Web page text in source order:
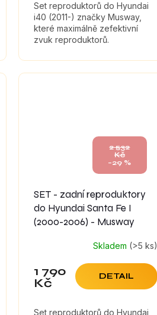
Set reproduktorů do Hyundai
i40 (2011-) značky Musway,
které maximálně zefektivní
zvuk reproduktorů.
2 532
Kč
–29 %
SET - zadní reproduktory
do Hyundai Santa Fe I
(2000-2006) - Musway
Skladem (>5 ks)
1 790
Kč
DETAIL
Set reproduktorů do Hyundai